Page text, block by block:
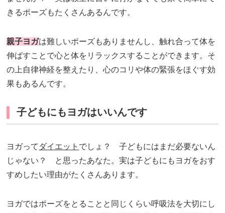
きるポーズもたくさんあるんです。
親子ヨガは難しいポーズもありませんし、触れ合って体を
伸ばすことで心と体をリラックスすることができます。そ
の上自律神経を整えたり、心のコリや体の緊張をほぐす効
果もあるんです。
子どもにもヨガはいいんです
ヨガって ダイエット でしょ？ 子どもにはまだ必要ないん
じゃない？ と思ったあなた。実は子どもにもヨガをおす
すめしたい理由がたくさんあります。
ヨガではポーズをとることと同じくらい呼吸法を大切にし